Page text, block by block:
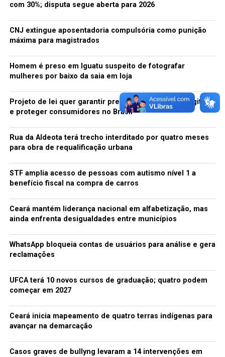
com 30%; disputa segue aberta para 2026
CNJ extingue aposentadoria compulsória como punição
máxima para magistrados
Homem é preso em Iguatu suspeito de fotografar
mulheres por baixo da saia em loja
Projeto de lei quer garantir preservação de jogos digitais
e proteger consumidores no Brasil
Rua da Aldeota terá trecho interditado por quatro meses
para obra de requalificação urbana
STF amplia acesso de pessoas com autismo nível 1 a
benefício fiscal na compra de carros
Ceará mantém liderança nacional em alfabetização, mas
ainda enfrenta desigualdades entre municípios
WhatsApp bloqueia contas de usuários para análise e gera
reclamações
UFCA terá 10 novos cursos de graduação; quatro podem
começar em 2027
Ceará inicia mapeamento de quatro terras indígenas para
avançar na demarcação
Casos graves de bullyng levaram a 14 intervenções em